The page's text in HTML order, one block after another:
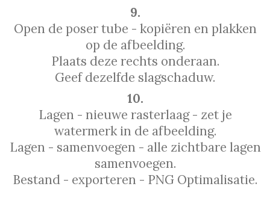
9.
Open de poser tube - kopiëren en plakken
op de afbeelding.
Plaats deze rechts onderaan.
Geef dezelfde slagschaduw.
10.
Lagen - nieuwe rasterlaag - zet je
watermerk in de afbeelding.
Lagen - samenvoegen - alle zichtbare lagen
samenvoegen.
Bestand - exporteren - PNG Optimalisatie.